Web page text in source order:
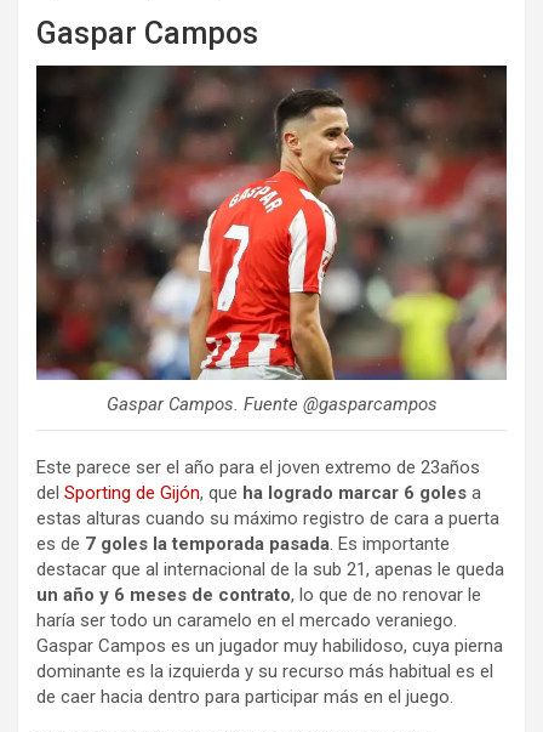
Gaspar Campos
Gaspar Campos. Fuente @gasparcampos
Este parece ser el año para el joven extremo de 23años
del Sporting de Gijón, que ha logrado marcar 6 goles a
estas alturas cuando su máximo registro de cara a puerta
es de 7 goles la temporada pasada. Es importante
destacar que al internacional de la sub 21, apenas le queda
un año y 6 meses de contrato, lo que de no renovar le
haría ser todo un caramelo en el mercado veraniego.
Gaspar Campos es un jugador muy habilidoso, cuya pierna
dominante es la izquierda y su recurso más habitual es el
de caer hacia dentro para participar más en el juego.